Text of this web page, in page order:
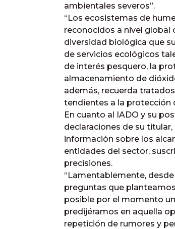
ambientales severos”.
“Los ecosistemas de
reconocidos a nivel global
diversidad biológica que
de servicios ecológicos
de interés pesquero, la
almacenamiento de
además, recuerda
tendientes a la protección
En cuanto al IADO y su
declaraciones de su
información sobre los
entidades del sector,
precisiones.
“Lamentablemente,
preguntas que
posible por el momento
predijéramos en aquella
repetición de rumores y